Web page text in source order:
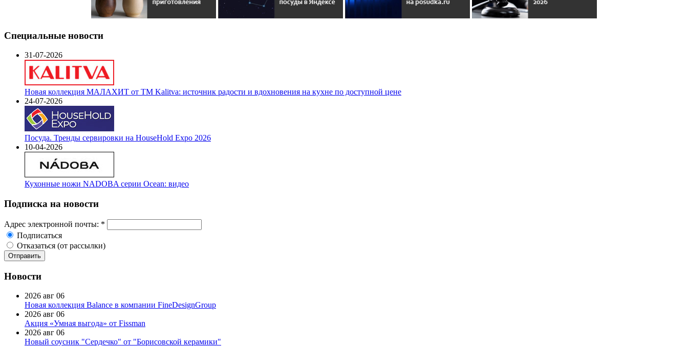
Специальные новости
31-07-2026
Новая коллекция МАЛАХИТ от ТМ Kalitva: источник радости и вдохновения на кухне по доступной цене
24-07-2026
Посуда. Тренды сервировки на HouseHold Expo 2026
10-04-2026
Кухонные ножи NADOBA серии Ocean: видео
Подписка на новости
Адрес электронной почты: *
Подписаться
Отказаться (от рассылки)
Новости
2026 авг 06
Новая коллекция Balance в компании FineDesignGroup
2026 авг 06
Акция «Умная выгода» от Fissman
2026 авг 06
Новый соусник "Сердечко" от "Борисовской керамики"